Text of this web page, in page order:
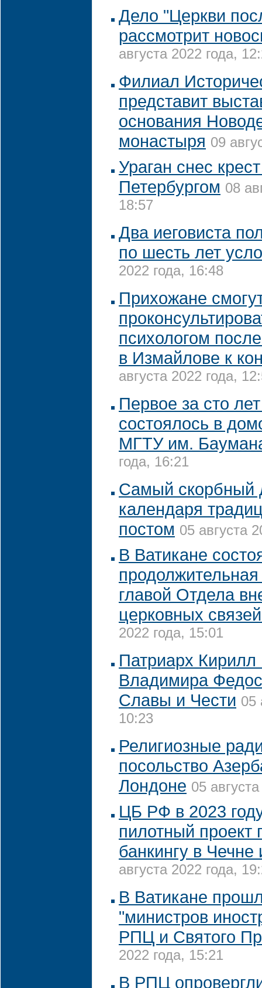
Дело "Церкви
рассмотрит
августа 2022 года,
Филиал
представит
основания
монастыря 09
Ураган снес
Петербургом 08
18:57
Два иеговиста
по шесть лет
2022 года, 16:48
Прихожане
психологом
в Измайлове к
августа 2022 года,
Первое за сто
состоялось в
МГТУ им.
года, 16:21
Самый скорбный
календаря
постом 05 августа
В Ватикане
главой Отдела
церковных
2022 года, 15:01
Патриарх Кирилл
Владимира
Славы и Чести 05
10:23
Религиозные
посольство
Лондоне 05
ЦБ РФ в 2023
пилотный проект
банкингу в Чечне
августа 2022 года,
В Ватикане
"министров
РПЦ и Святого
2022 года, 15:21
В РПЦ